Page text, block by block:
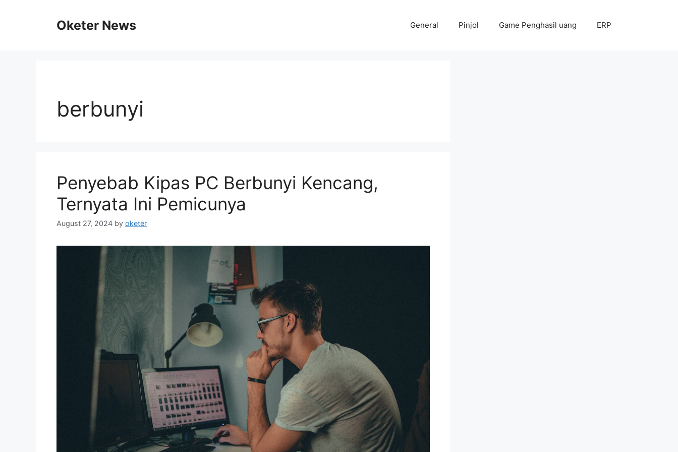
Oketer News General Pinjol Game Penghasil uang ERP
berbunyi
Penyebab Kipas PC Berbunyi Kencang,
Ternyata Ini Pemicunya
August 27, 2024 by oketer